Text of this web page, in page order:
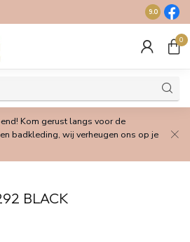
Gratis
9.0
0
Kom gerust langs voor de
badkleding, wij verheugen ons op je
BLACK